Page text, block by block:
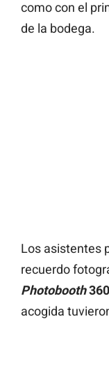
como con el
de la bodega.
Los asistentes
recuerdo
Photobooth
acogida